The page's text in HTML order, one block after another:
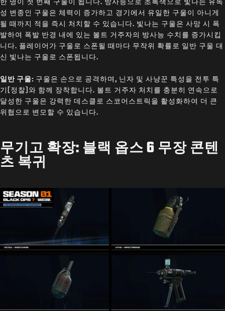
성 변종인 구울은 체력이 증가하고 경기에서 유일한 구울이 아니게
될 때까지 적을 즉시 처치할 수 있습니다. 빛나는 구울은 사망 시 폭
발하여 폭발 반경 내에 있는 볼트 거주자의 방사능 수치를 증가시킵
니다. 플레이어가 구울로 스폰될 때마다 무작위 확률로 일반 구울 대
신 빛나는 구울로 스폰됩니다.
일반 구울: 구울은 손으로 공격하며, 닌자 및 사냥꾼 특성을 전투 특
기(정찰)와 함께 장착합니다. 볼트 거주자 처치를 충분히 연속으로
달성한 구울은 강력한 데스클로 스코어스트릭을 활성화하여 더 큰
위협으로 변모할 수 있습니다.
무기고 확장: 블랙 옵스 6 무장 콘텐
츠 복귀